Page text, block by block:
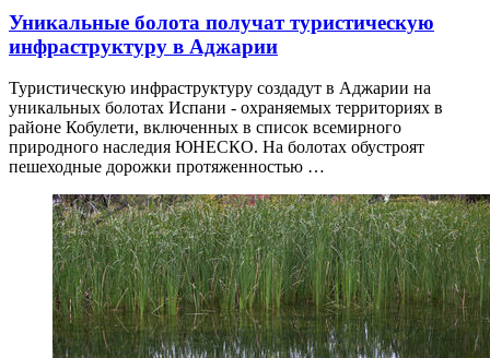
Уникальные болота получат туристическую
инфраструктуру в Аджарии
Туристическую инфраструктуру создадут в Аджарии на
уникальных болотах Испани - охраняемых территориях в
районе Кобулети, включенных в список всемирного
природного наследия ЮНЕСКО. На болотах обустроят
пешеходные дорожки протяженностью …